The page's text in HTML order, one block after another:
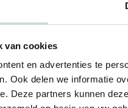
van cookies
en advertenties te
Ook delen we informatie
Deze partners kunnen